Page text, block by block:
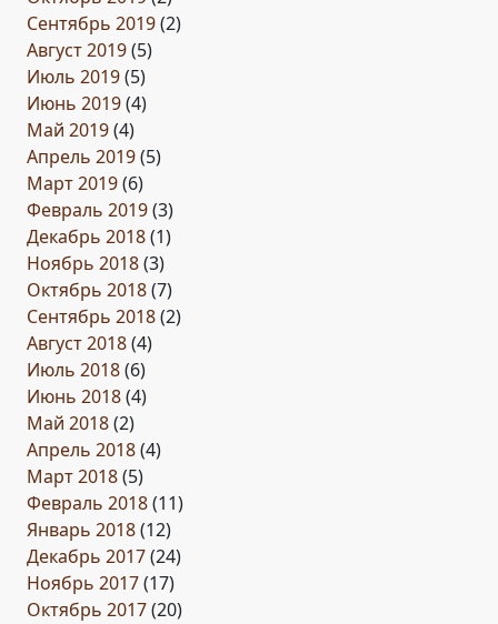
Сентябрь 2019(2)
Август 2019(5)
Июль 2019(5)
Июнь 2019(4)
Май 2019(4)
Апрель 2019(5)
Март 2019(6)
Февраль 2019(3)
Декабрь 2018(1)
Ноябрь 2018(3)
Октябрь 2018(7)
Сентябрь 2018(2)
Август 2018(4)
Июль 2018(6)
Июнь 2018(4)
Май 2018(2)
Апрель 2018(4)
Март 2018(5)
Февраль 2018(11)
Январь 2018(12)
Декабрь 2017(24)
Ноябрь 2017(17)
Октябрь 2017(20)